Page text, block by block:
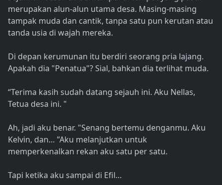
merupakan alun-alun utama desa. Masing-masing
tampak muda dan cantik, tanpa satu pun kerutan atau
tanda usia di wajah mereka.
Di depan kerumunan itu berdiri seorang pria lajang.
Apakah dia "Penatua"? Sial, bahkan dia terlihat muda.
“Terima kasih sudah datang sejauh ini. Aku Nellas,
Tetua desa ini. "
Ah, jadi aku benar. "Senang bertemu denganmu. Aku
Kelvin, dan… ”Aku melanjutkan untuk
memperkenalkan rekan aku satu per satu.
Tapi ketika aku sampai di Efil…